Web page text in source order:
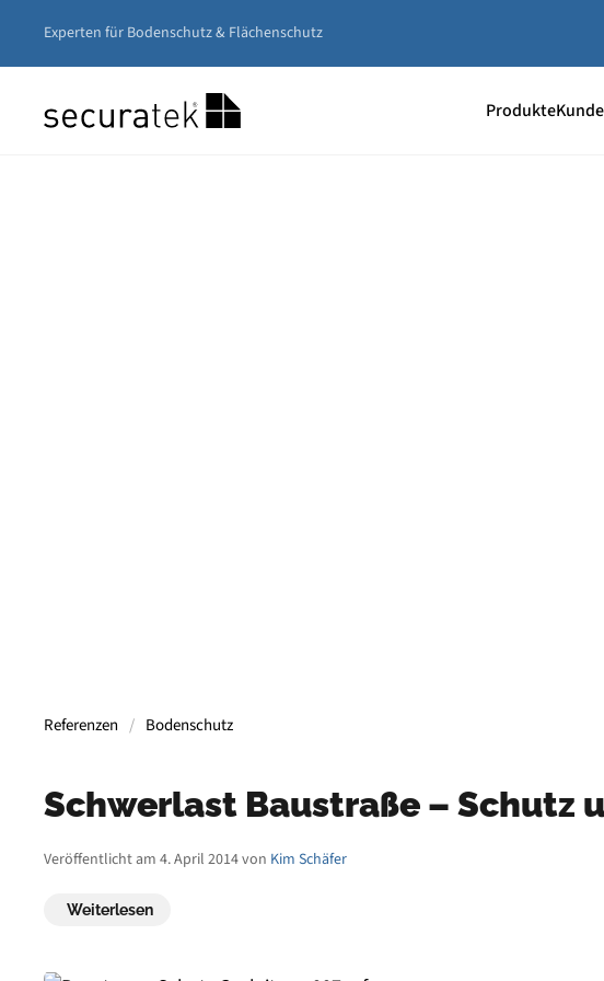
Zum
springen
Experten für Bodenschutz & Flächenschutz
Produkte
Referenzen Bodenschutz
Schwerlast Baustraße – Schutz
Veröffentlicht am 4. April 2014 von Kim Schäfer
Weiterlesen